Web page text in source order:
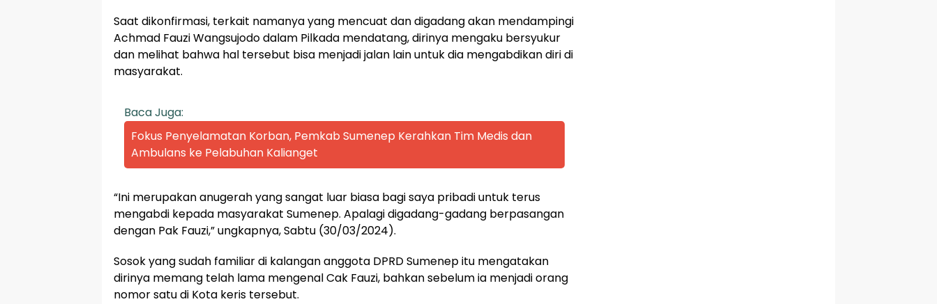
Saat dikonfirmasi, terkait namanya yang mencuat dan digadang akan mendampingi
Achmad Fauzi Wangsujodo dalam Pilkada mendatang, dirinya mengaku bersyukur
dan melihat bahwa hal tersebut bisa menjadi jalan lain untuk dia mengabdikan diri di
masyarakat.
Baca Juga:
Fokus Penyelamatan Korban, Pemkab Sumenep Kerahkan Tim Medis dan
Ambulans ke Pelabuhan Kalianget
“Ini merupakan anugerah yang sangat luar biasa bagi saya pribadi untuk terus
mengabdi kepada masyarakat Sumenep. Apalagi digadang-gadang berpasangan
dengan Pak Fauzi,” ungkapnya, Sabtu (30/03/2024).
Sosok yang sudah familiar di kalangan anggota DPRD Sumenep itu mengatakan
dirinya memang telah lama mengenal Cak Fauzi, bahkan sebelum ia menjadi orang
nomor satu di Kota keris tersebut.